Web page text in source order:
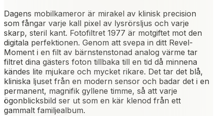
Dagens mobilkameror är mirakel av klinisk precision
som fångar varje kall pixel av lysrörsljus och varje
skarp, steril kant. Fotofiltret 1977 är motgiftet mot den
digitala perfektionen. Genom att svepa in ditt Revel-
Moment i en filt av bärnstenstonad analog värme tar
filtret dina gästers foton tillbaka till en tid då minnena
kändes lite mjukare och mycket rikare. Det tar det blå,
kliniska ljuset från en modern sensor och badar det i en
permanent, magnifik gyllene timme, så att varje
ögonblicksbild ser ut som en kär klenod från ett
gammalt familjealbum.